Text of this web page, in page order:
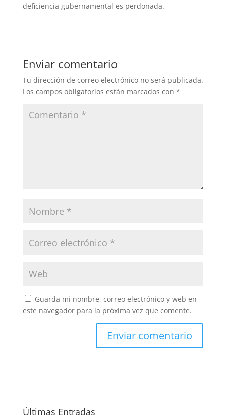
deficiencia gubernamental es perdonada.
Enviar comentario
Tu dirección de correo electrónico no será publicada.
Los campos obligatorios están marcados con *
Guarda mi nombre, correo electrónico y web en
este navegador para la próxima vez que comente.
Últimas Entradas